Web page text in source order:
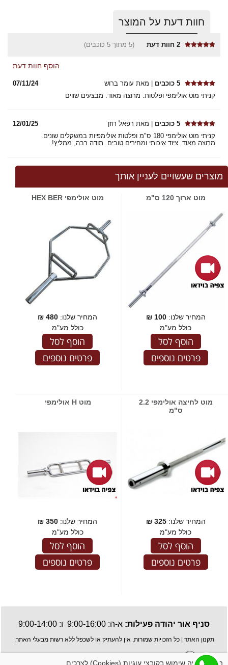
חוות דעת על המוצר
2 חוות דעת (5 מתוך 5 כוכבים)
הוסף חוות דעת
5 כוכבים | מאת עומר ברוש
07/11/24
קניתי מוט אולימפי ופלטות. מרוצה מאוד. מבצעים שווים
5 כוכבים | מאת רפאל רוזן
12/01/25
קניתי מוט אולימפי 180 ס"מ ופלטות אולימפיות במשקלים שונים.
מרוצה מאוד. ציוד איכותי ומחירים טובים. תודה רבה, ממליץ!
מוצרים שעשויים לעניין אותך
מוט ארוך 120 ס"מ
המחיר שלנו:100
₪
כולל מע"מ
הוסף לסל
פרטים נוספים
מוט אולימפי HEX BER
המחיר שלנו: 480
₪
כולל מע"מ
הוסף לסל
פרטים נוספים
מוט לחיצה אולימפי 2.2
ס"מ
המחיר שלנו:325
₪
כולל מע"מ
הוסף לסל
פרטים נוספים
מוט H אולימפי
המחיר שלנו: 350
₪
כולל מע"מ
הוסף לסל
פרטים נוספים
סניף אור יהודה פעילות: א-ה: 9:00-16:00 ו: 9:00-14:00
תקנון האתר | כל הזכויות שמורות, אין להעתיק או לשכפל ללא רשות מבעלי האתר.
האתר עושה שימוש בקובצי עוגיות (Cookies) לצרכים